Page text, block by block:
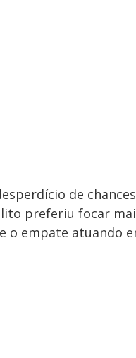
de chances
preferiu focar
o empate atuando